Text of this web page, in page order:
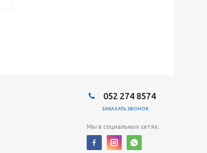
052 274 8574
ЗАКАЗАТЬ ЗВОНОК
Мы в социальных сетях: